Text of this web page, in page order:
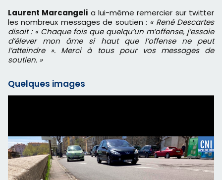
Laurent Marcangeli a lui-même remercier sur twitter
les nombreux messages de soutien : « René Descartes
disait : « Chaque fois que quelqu’un m’offense, j’essaie
d’élever mon âme si haut que l’offense ne peut
l’atteindre ». Merci à tous pour vos messages de
soutien. »
Quelques images